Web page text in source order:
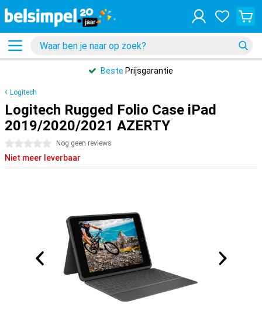
Beste Prijsgarantie
Logitech
Logitech Rugged Folio Case iPad
2019/2020/2021 AZERTY
0 sterren Nog geen reviews
Niet meer leverbaar